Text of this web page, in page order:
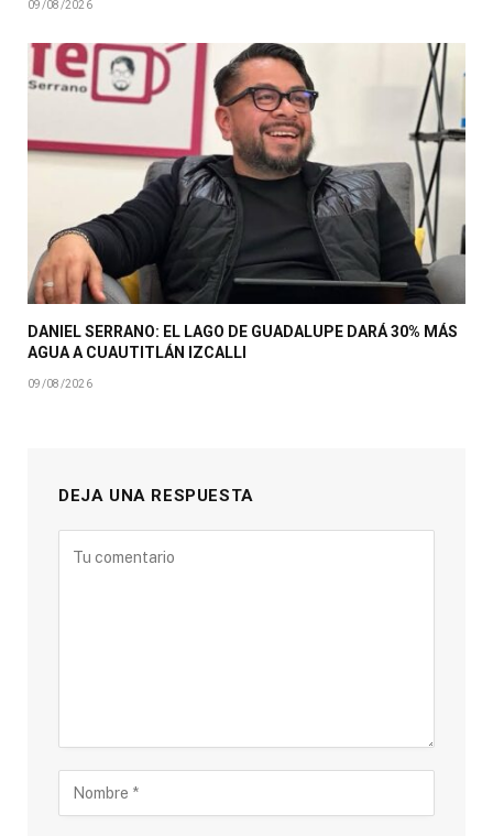
09/08/2026
DANIEL SERRANO: EL LAGO DE GUADALUPE DARÁ 30% MÁS
AGUA A CUAUTITLÁN IZCALLI
09/08/2026
DEJA UNA RESPUESTA